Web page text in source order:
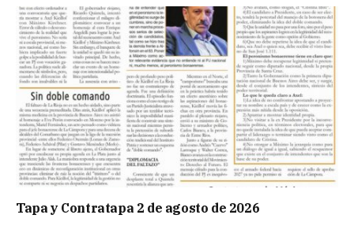
Tapa y Contratapa 2 de agosto de 2026